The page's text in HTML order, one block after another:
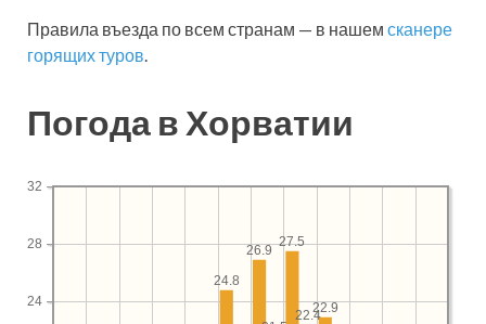
Правила въезда по всем странам — в нашем сканере
горящих туров.
Погода в Хорватии